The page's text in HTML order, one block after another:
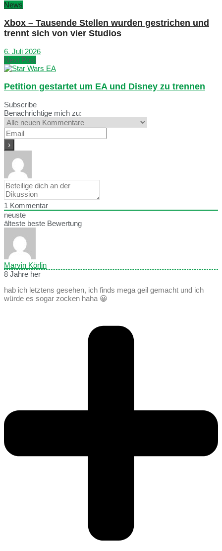
News
Xbox – Tausende Stellen wurden gestrichen und
trennt sich von vier Studios
6. Juli 2026
Next Post
Petition gestartet um EA und Disney zu trennen
Subscribe
Benachrichtige mich zu:
1 Kommentar
neuste
älteste beste Bewertung
Marvin Körlin
8 Jahre her
hab ich letztens gesehen, ich finds mega geil gemacht und ich
würde es sogar zocken haha 😀